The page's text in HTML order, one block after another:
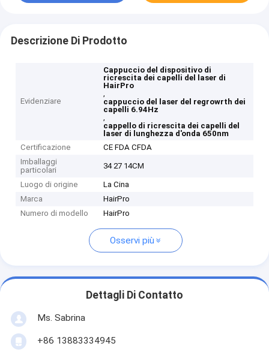
Descrizione Di Prodotto
Evidenziare
Cappuccio del dispositivo di
ricrescita dei capelli del laser di
HairPro
,
cappuccio del laser del regrowrth dei
capelli 6.94Hz
,
cappello di ricrescita dei capelli del
laser di lunghezza d'onda 650nm
Certificazione
CE FDA CFDA
Imballaggi
particolari
34 27 14CM
Luogo di origine
La Cina
Marca
HairPro
Numero di modello
HairPro
Osservi più
Dettagli Di Contatto
Ms. Sabrina
+86 13883334945